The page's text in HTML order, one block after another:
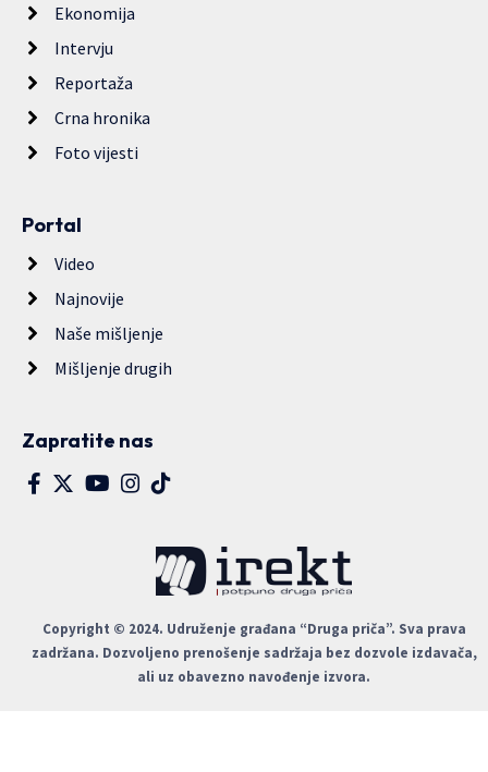
Ekonomija
Intervju
Reportaža
Crna hronika
Foto vijesti
Portal
Video
Najnovije
Naše mišljenje
Mišljenje drugih
Zapratite nas
Copyright © 2024. Udruženje građana “Druga priča”. Sva prava
zadržana. Dozvoljeno prenošenje sadržaja bez dozvole izdavača,
ali uz obavezno navođenje izvora.